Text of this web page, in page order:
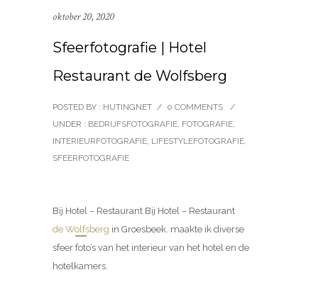
oktober 20, 2020
Sfeerfotografie | Hotel
Restaurant de Wolfsberg
POSTED BY : HUTINGNET / 0 COMMENTS
/
UNDER : BEDRIJFSFOTOGRAFIE, FOTOGRAFIE,
INTERIEURFOTOGRAFIE, LIFESTYLEFOTOGRAFIE,
SFEERFOTOGRAFIE
Bij Hotel – Restaurant Bij Hotel – Restaurant
de Wolfsberg in Groesbeek. maakte ik diverse
sfeer foto’s van het interieur van het hotel en de
hotelkamers.